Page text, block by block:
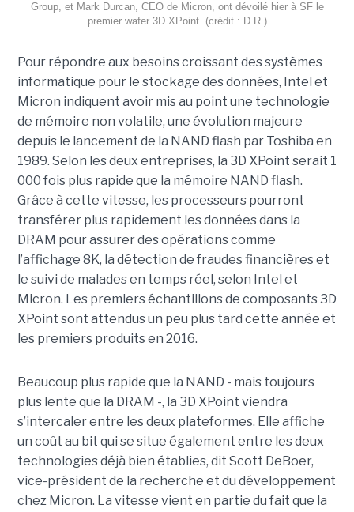
Group, et Mark Durcan, CEO de Micron, ont dévoilé hier à SF le
premier wafer 3D XPoint. (crédit : D.R.)
Pour répondre aux besoins croissant des systèmes
informatique pour le stockage des données, Intel et
Micron indiquent avoir mis au point une technologie
de mémoire non volatile, une évolution majeure
depuis le lancement de la NAND flash par Toshiba en
1989. Selon les deux entreprises, la 3D XPoint serait 1
000 fois plus rapide que la mémoire NAND flash.
Grâce à cette vitesse, les processeurs pourront
transférer plus rapidement les données dans la
DRAM pour assurer des opérations comme
l’affichage 8K, la détection de fraudes financières et
le suivi de malades en temps réel, selon Intel et
Micron. Les premiers échantillons de composants 3D
XPoint sont attendus un peu plus tard cette année et
les premiers produits en 2016.
Beaucoup plus rapide que la NAND - mais toujours
plus lente que la DRAM -, la 3D XPoint viendra
s’intercaler entre les deux plateformes. Elle affiche
un coût au bit qui se situe également entre les deux
technologies déjà bien établies, dit Scott DeBoer,
vice-président de la recherche et du développement
chez Micron. La vitesse vient en partie du fait que la